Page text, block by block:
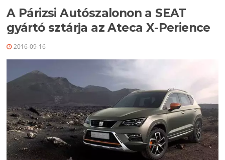
A Párizsi Autószalonon a SEAT
gyártó sztárja az Ateca X-Perience
2016-09-16